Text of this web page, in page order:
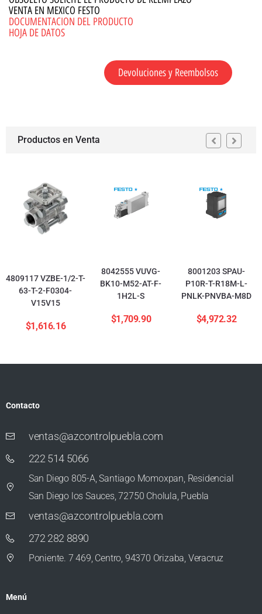
VENTA EN MEXICO FESTO
DOCUMENTACION DEL PRODUCTO
HOJA DE DATOS
Devoluciones y Reembolsos
Productos en Venta
4809117 VZBE-1/2-T-
63-T-2-F0304-
V15V15
$1,616.16
8042555 VUVG-
BK10-M52-AT-F-
1H2L-S
$1,709.90
8001203 SPAU-
P10R-T-R18M-L-
PNLK-PNVBA-M8D
$4,972.32
Contacto
ventas@azcontrolpuebla.com
222 514 5066
San Diego 805-A, Santiago Momoxpan, Residencial
San Diego los Sauces, 72750 Cholula, Puebla
ventas@azcontrolpuebla.com
272 282 8890
Poniente. 7 469, Centro, 94370 Orizaba, Veracruz
Menú